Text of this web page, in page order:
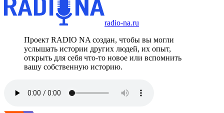
radio-na.ru
Проект RADIO NA создан, чтобы вы могли
услышать истории других людей, их опыт,
открыть для себя что-то новое или вспомнить
вашу собственную историю.